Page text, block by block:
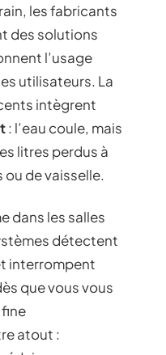
les fabricants
des solutions
l’usage
utilisateurs. La
intègrent
: l’eau coule, mais
litres perdus à
ou de vaisselle.
dans les salles
détectent
interrompent
que vous vous
atout :